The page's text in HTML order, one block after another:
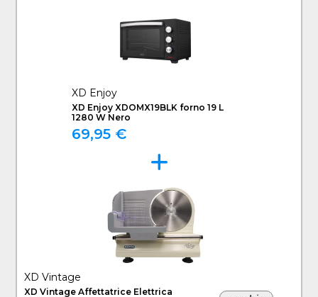
XD Enjoy
XD Enjoy XDOMX19BLK forno 19 L
1280 W Nero
69,95 €
XD Vintage
XD Vintage Affettatrice Elettrica